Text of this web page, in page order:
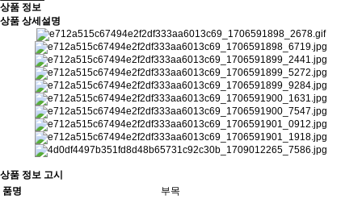
상품 정보
상품 상세설명
상품 정보 고시
품명
부목